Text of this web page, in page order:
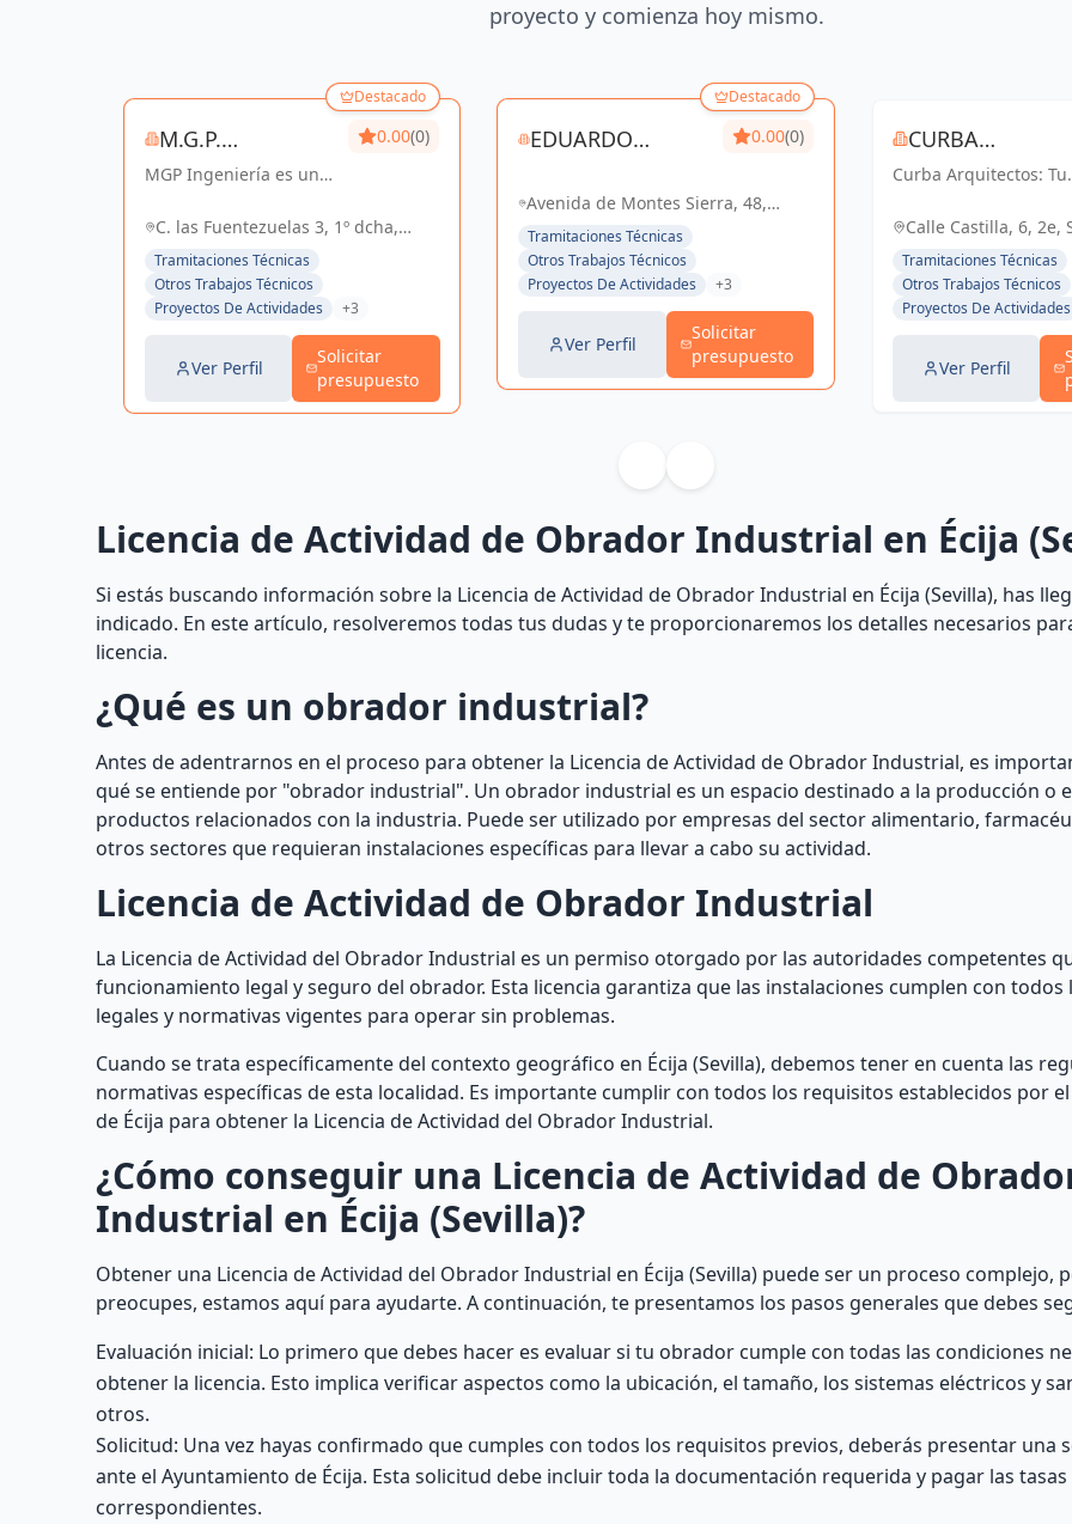
proyecto y comienza hoy mismo.
Destacado
M.G.P.
INGENIERIA, S.L.
MGP Ingeniería es una
desarrollo de proyectos
Arquitectura. Posee una
amplia experiencia en
el sector Industrial,
Logístico, Comercial...
0.00(0)
C. las Fuentezuelas 3, 1º dcha,
Sevilla, España, España
Tramitaciones Técnicas
Otros Trabajos Técnicos
Proyectos De Actividades
+3
Ver Perfil
Solicitar
presupuesto
Destacado
EDUARDO
ALBA
0.00(0)
Avenida de Montes Sierra, 48,
Sevilla, España. Planta 1ª. Módulo
4B, España
Tramitaciones Técnicas
Otros Trabajos Técnicos
Proyectos De Actividades
+3
Ver Perfil
Solicitar
presupuesto
CURBA
ARQUITECTOS
Curba Arquitectos: Tu
arquitectura y
experiencia, ofrecemos
servicios integrales que
van desde proyectos
Calle Castilla, 6, 2e,
España, España
Tramitaciones Técnicas
Otros Trabajos Técnicos
Proyectos De Actividades
Ver Perfil
Licencia de Actividad de Obrador Industrial en Écija
Si estás buscando información sobre la Licencia de Actividad de Obrador Industrial en Écija (Sevilla), has
indicado. En este artículo, resolveremos todas tus dudas y te proporcionaremos los detalles necesarios
licencia.
¿Qué es un obrador industrial?
Antes de adentrarnos en el proceso para obtener la Licencia de Actividad de Obrador Industrial, es
qué se entiende por "obrador industrial". Un obrador industrial es un espacio destinado a la producción o
productos relacionados con la industria. Puede ser utilizado por empresas del sector alimentario,
otros sectores que requieran instalaciones específicas para llevar a cabo su actividad.
Licencia de Actividad de Obrador Industrial
La Licencia de Actividad del Obrador Industrial es un permiso otorgado por las autoridades competentes
funcionamiento legal y seguro del obrador. Esta licencia garantiza que las instalaciones cumplen con todos
legales y normativas vigentes para operar sin problemas.
Cuando se trata específicamente del contexto geográfico en Écija (Sevilla), debemos tener en cuenta las
normativas específicas de esta localidad. Es importante cumplir con todos los requisitos establecidos por
de Écija para obtener la Licencia de Actividad del Obrador Industrial.
¿Cómo conseguir una Licencia de Actividad de
Industrial en Écija (Sevilla)?
Obtener una Licencia de Actividad del Obrador Industrial en Écija (Sevilla) puede ser un proceso complejo,
preocupes, estamos aquí para ayudarte. A continuación, te presentamos los pasos generales que debes
Evaluación inicial: Lo primero que debes hacer es evaluar si tu obrador cumple con todas las condiciones
obtener la licencia. Esto implica verificar aspectos como la ubicación, el tamaño, los sistemas eléctricos y
otros.
Solicitud: Una vez hayas confirmado que cumples con todos los requisitos previos, deberás presentar una
ante el Ayuntamiento de Écija. Esta solicitud debe incluir toda la documentación requerida y pagar las tasas
correspondientes.